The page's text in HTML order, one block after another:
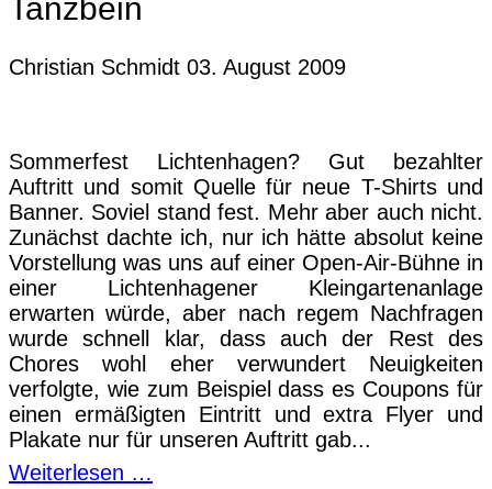
Tanzbein
Christian Schmidt 03. August 2009
Sommerfest Lichtenhagen? Gut bezahlter
Auftritt und somit Quelle für neue T-Shirts und
Banner. Soviel stand fest. Mehr aber auch nicht.
Zunächst dachte ich, nur ich hätte absolut keine
Vorstellung was uns auf einer Open-Air-Bühne in
einer Lichtenhagener Kleingartenanlage
erwarten würde, aber nach regem Nachfragen
wurde schnell klar, dass auch der Rest des
Chores wohl eher verwundert Neuigkeiten
verfolgte, wie zum Beispiel dass es Coupons für
einen ermäßigten Eintritt und extra Flyer und
Plakate nur für unseren Auftritt gab...
Weiterlesen …